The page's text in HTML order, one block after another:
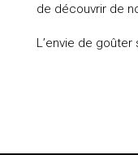
de découvrir de
L’envie de goûter